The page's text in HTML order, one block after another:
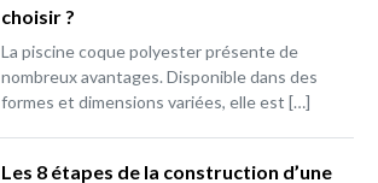
choisir ?
La piscine coque polyester présente de
nombreux avantages. Disponible dans des
formes et dimensions variées, elle est […]
Les 8 étapes de la construction d’une